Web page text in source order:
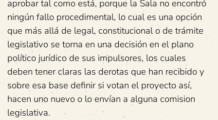
aprobar tal como está, porque la Sala no encontró
ningún fallo procedimental, lo cual es una opción
que más allá de legal, constitucional o de trámite
legislativo se torna en una decisión en el plano
político jurídico de sus impulsores, los cuales
deben tener claras las derotas que han recibido y
sobre esa base definir si votan el proyecto así,
hacen uno nuevo o lo envían a alguna comision
legislativa.